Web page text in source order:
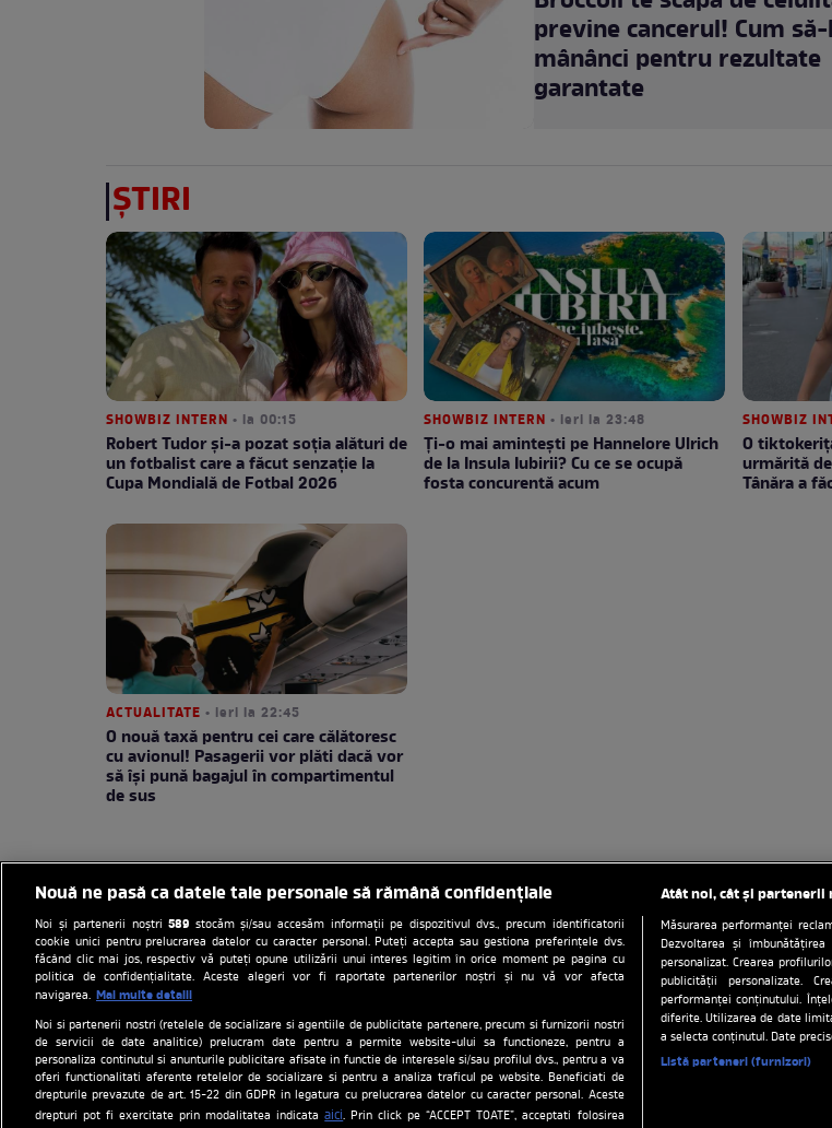
previne cancerul! Cum să-l
mânânci pentru rezultate
garantate
ȘTIRI
SHOWBIZ INTERN • la 00:15
Robert Tudor și-a pozat soția alături de
un fotbalist care a făcut senzație la
Cupa Mondială de Fotbal 2026
SHOWBIZ INTERN • ieri la 23:48
Ți-o mai amintești pe Hannelore Ulrich
de la Insula Iubirii? Cu ce se ocupă
fosta concurentă acum
SHOWBIZ
O
urmărită
Tânăra a
ACTUALITATE • ieri la 22:45
O nouă taxă pentru cei care călătoresc
cu avionul! Pasagerii vor plăti dacă vor
să își pună bagajul în compartimentul
de sus
Politica de cookies Gestionați preferințele Politica de
Program Antena 1
Stiri Anunturi imobiliare pe
Site-uri Antena Group
a1.ro antenastars.ro
Nouă ne pasă ca datele tale personale să rămână confidențiale
Noi și partenerii noștri589 stocăm și/sau accesăm informații pe dispozitivul dvs., precum identificatorii
cookie unici pentru prelucrarea datelor cu caracter personal. Puteți accepta sau gestiona preferințele dvs.
făcând clic mai jos, respectiv vă puteți opune utilizării unui interes legitim în orice moment pe pagina cu
politica de confidențialitate. Aceste alegeri vor fi raportate partenerilor noștri și nu vă vor afecta
navigarea. Mai multe detalii
Noi si partenerii nostri (retelele de socializare si agentiile de publicitate partenere, precum si furnizorii nostri
de servicii de date analitice) prelucram date pentru a permite website-ului sa functioneze, pentru a
personaliza continutul si anunturile publicitare afisate in functie de interesele si/sau profilul dvs., pentru a va
oferi functionalitati aferente retelelor de socializare si pentru a analiza traficul pe website. Beneficiati de
drepturile prevazute de art. 15-22 din GDPR in legatura cu prelucrarea datelor cu caracter personal. Aceste
drepturi pot fi exercitate prin modalitatea indicataaici. Prin click pe “ACCEPT TOATE”, acceptati folosirea
Atât noi, cât și
Măsurarea performanței
Dezvoltarea și
personalizat. Crearea
publicității personalizate.
performanței conținutului.
diferite. Utilizarea de date
a selecta conținutul. Date
Listă parteneri (furnizori)